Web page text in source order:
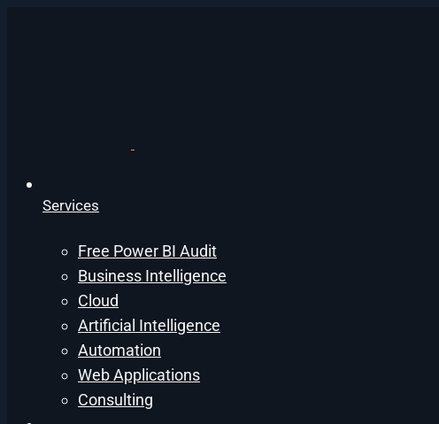
Services
Free Power BI Audit
Business Intelligence
Cloud
Artificial Intelligence
Automation
Web Applications
Consulting